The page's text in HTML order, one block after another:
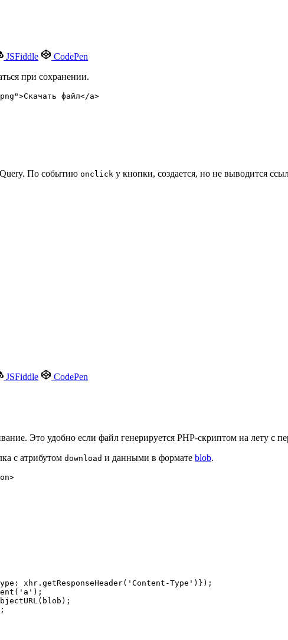
JSFiddle
CodePen
при сохранении.
файл</a>
По событию onclick у кнопки, создается, но не выводится
JSFiddle
CodePen
Это удобно если файл генерируется PHP-скриптом на лету с
с атрибутом download и данными в формате blob.